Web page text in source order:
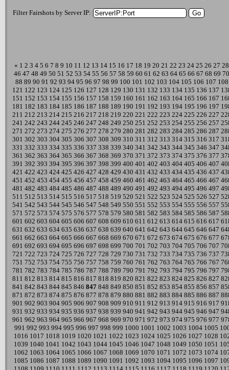
Filter Fairshots by Server IP:
« 1 2 3 4 5 6 7 8 9 10 11 12 13 14 15 16 17 18 19 20 21 22 23 24 25 26 27 28
46 47 48 49 50 51 52 53 54 55 56 57 58 59 60 61 62 63 64 65 66 67 68 69 70
88 89 90 91 92 93 94 95 96 97 98 99 100 101 102 103 104 105 106 107 108
121 122 123 124 125 126 127 128 129 130 131 132 133 134 135 136 137
151 152 153 154 155 156 157 158 159 160 161 162 163 164 165 166 167
181 182 183 184 185 186 187 188 189 190 191 192 193 194 195 196 197
211 212 213 214 215 216 217 218 219 220 221 222 223 224 225 226 227
241 242 243 244 245 246 247 248 249 250 251 252 253 254 255 256 257
271 272 273 274 275 276 277 278 279 280 281 282 283 284 285 286 287
301 302 303 304 305 306 307 308 309 310 311 312 313 314 315 316 317
331 332 333 334 335 336 337 338 339 340 341 342 343 344 345 346 347
361 362 363 364 365 366 367 368 369 370 371 372 373 374 375 376 377
391 392 393 394 395 396 397 398 399 400 401 402 403 404 405 406 407
421 422 423 424 425 426 427 428 429 430 431 432 433 434 435 436 437
451 452 453 454 455 456 457 458 459 460 461 462 463 464 465 466 467
481 482 483 484 485 486 487 488 489 490 491 492 493 494 495 496 497
511 512 513 514 515 516 517 518 519 520 521 522 523 524 525 526 527
541 542 543 544 545 546 547 548 549 550 551 552 553 554 555 556 557
571 572 573 574 575 576 577 578 579 580 581 582 583 584 585 586 587
601 602 603 604 605 606 607 608 609 610 611 612 613 614 615 616 617
631 632 633 634 635 636 637 638 639 640 641 642 643 644 645 646 647
661 662 663 664 665 666 667 668 669 670 671 672 673 674 675 676 677
691 692 693 694 695 696 697 698 699 700 701 702 703 704 705 706 707
721 722 723 724 725 726 727 728 729 730 731 732 733 734 735 736 737
751 752 753 754 755 756 757 758 759 760 761 762 763 764 765 766 767
781 782 783 784 785 786 787 788 789 790 791 792 793 794 795 796 797
811 812 813 814 815 816 817 818 819 820 821 822 823 824 825 826 827
841 842 843 844 845 846 847 848 849 850 851 852 853 854 855 856 857
871 872 873 874 875 876 877 878 879 880 881 882 883 884 885 886 887
901 902 903 904 905 906 907 908 909 910 911 912 913 914 915 916 917
931 932 933 934 935 936 937 938 939 940 941 942 943 944 945 946 947
961 962 963 964 965 966 967 968 969 970 971 972 973 974 975 976 977
991 992 993 994 995 996 997 998 999 1000 1001 1002 1003 1004 1005
1016 1017 1018 1019 1020 1021 1022 1023 1024 1025 1026 1027 1028
1039 1040 1041 1042 1043 1044 1045 1046 1047 1048 1049 1050 1051
1062 1063 1064 1065 1066 1067 1068 1069 1070 1071 1072 1073 1074
1085 1086 1087 1088 1089 1090 1091 1092 1093 1094 1095 1096 1097